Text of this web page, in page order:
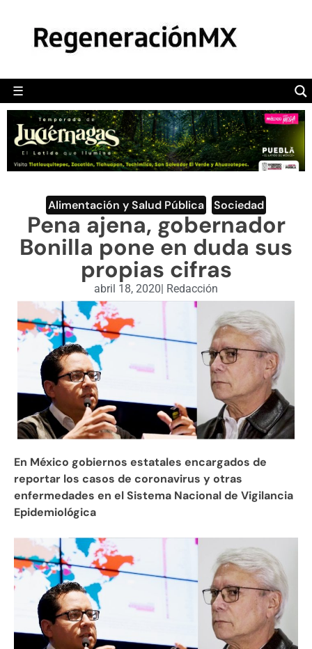
☰
POLÍTICA
CAMALEÓN
OPINIÓN
DEPORTES
ENGLISH SECTION
VIDEOS
Alimentación y Salud Pública Sociedad
Pena ajena, gobernador
Bonilla pone en duda sus
propias cifras
abril 18, 2020| Redacción
En México gobiernos estatales encargados de
reportar los casos de coronavirus y otras
enfermedades en el Sistema Nacional de Vigilancia
Epidemiológica